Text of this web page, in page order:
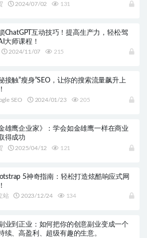
2024/07/02 131
ChatGPT互动技巧！提高生产力，轻松驾
大师课程！
2024/11/07 215
接触”瘦身”SEO，让你的搜索流量飙升上
SEO 2024/01/23 205
金雄鹰企业家》：学会如金雄鹰一样在商业
得成功
2025/04/12 121
5神奇指南：轻松打造炫酷响应式网
站 2023/12/24 134
业到正业：如何把你的创意副业变成一个
续、高盈利、超级有趣的生意。